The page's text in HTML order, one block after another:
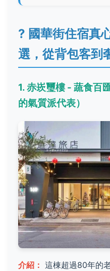
? 國華街住宿真
選，從背包客到
1. 赤崁璽樓 - 蔬食百
的氣質派代表）
介紹： 這棟超過80年的